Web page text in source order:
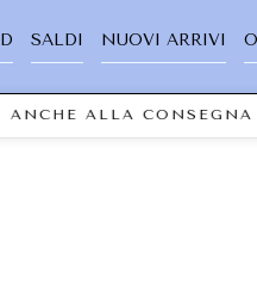
SALDI NUOVI ARRIVI
ALLA CONSEGNA